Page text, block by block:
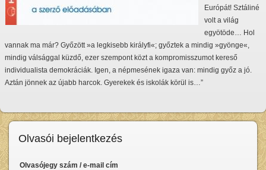
Európát! Sztáliné
volt a világ
egyötöde… Hol
vannak ma már? Győzött »a legkisebb királyfi«; győztek a mindig »gyönge«,
mindig válsággal küzdő, ezer szempont közt a kompromisszumot kereső
individualista demokráciák. Igen, a népmesének igaza van: mindig győz a jó.
Aztán jönnek az újabb harcok. Gyerekek és iskolák körül is…”
Olvasói bejelentkezés
Olvasójegy szám / e-mail cím